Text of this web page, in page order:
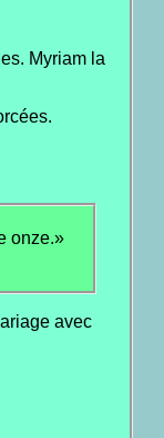
Myriam la
onze.»
avec